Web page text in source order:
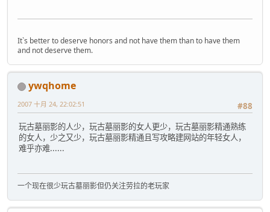
It`s better to deserve honors and not have them than to have them
and not deserve them.
ywqhome
#88
2007 十月 24, 22:02:51
玩古墓丽影的人少，玩古墓丽影的女人更少，玩古墓丽影精通熟练
的女人，少之又少，玩古墓丽影精通且写攻略建网站的年轻女人，
难乎亦难......
一个现在很少玩古墓丽影但仍关注劳拉的老玩家